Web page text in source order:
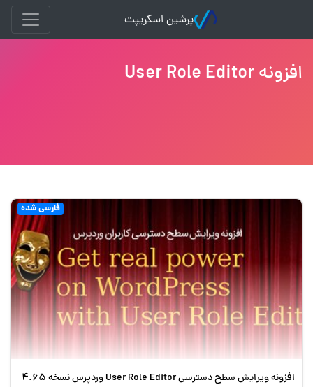
پرشین اسکریپت
افزونه User Role Editor
فارسی شده
افزونه ویرایش سطح دسترسی User Role Editor وردپرس نسخه 4.65